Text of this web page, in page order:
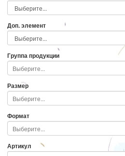
Доп. элемент
Группа продукции
Размер
Формат
Артикул